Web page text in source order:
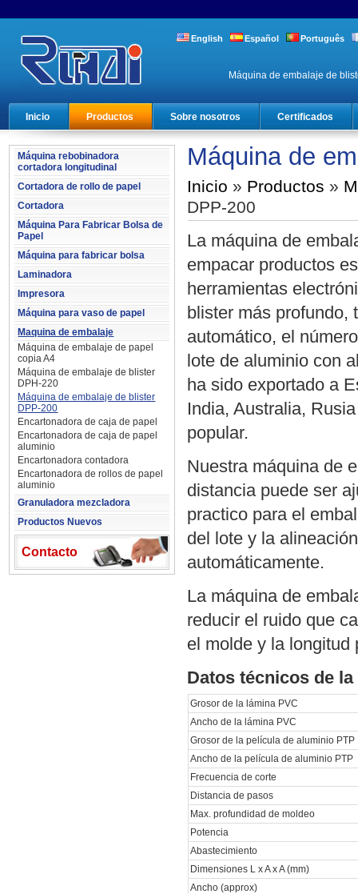
English Español Português
Máquina de embalaje de
Inicio Productos Sobre nosotros Certificados
Máquina rebobinadora
cortadora longitudinal
Cortadora de rollo de papel
Cortadora
Máquina Para Fabricar Bolsa de
Papel
Máquina para fabricar bolsa
Laminadora
Impresora
Máquina para vaso de papel
Maquina de embalaje
Máquina de embalaje de papel
copia A4
Máquina de embalaje de blister
DPH-220
Máquina de embalaje de blister
DPP-200
Encartonadora de caja de papel
Encartonadora de caja de papel
aluminio
Encartonadora contadora
Encartonadora de rollos de papel
aluminio
Granuladora mezcladora
Productos Nuevos
Contacto
Máquina de
Inicio » Productos »
DPP-200
La máquina de
empacar productos
herramientas
blister más profundo,
automático, el
lote de aluminio con
ha sido exportado a
India, Australia,
popular.
Nuestra máquina de
distancia puede ser
practico para el
del lote y la
automáticamente.
La máquina de
reducir el ruido que
el molde y la longitud
Datos técnicos de
Grosor de la lámina PVC
Ancho de la lámina PVC
Grosor de la película de aluminio PTP
Ancho de la película de aluminio PTP
Frecuencia de corte
Distancia de pasos
Max. profundidad de moldeo
Potencia
Abastecimiento
Dimensiones L x A x A (mm)
Ancho (approx)